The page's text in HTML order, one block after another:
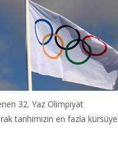
32. Yaz Olimpiyat
tarihimizin en fazla kürsüye